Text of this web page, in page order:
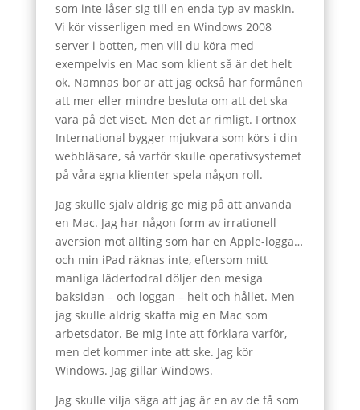
som inte låser sig till en enda typ av maskin.
Vi kör visserligen med en Windows 2008
server i botten, men vill du köra med
exempelvis en Mac som klient så är det helt
ok. Nämnas bör är att jag också har förmånen
att mer eller mindre besluta om att det ska
vara på det viset. Men det är rimligt. Fortnox
International bygger mjukvara som körs i din
webbläsare, så varför skulle operativsystemet
på våra egna klienter spela någon roll.
Jag skulle själv aldrig ge mig på att använda
en Mac. Jag har någon form av irrationell
aversion mot allting som har en Apple-logga…
och min iPad räknas inte, eftersom mitt
manliga läderfodral döljer den mesiga
baksidan – och loggan – helt och hållet. Men
jag skulle aldrig skaffa mig en Mac som
arbetsdator. Be mig inte att förklara varför,
men det kommer inte att ske. Jag kör
Windows. Jag gillar Windows.
Jag skulle vilja säga att jag är en av de få som